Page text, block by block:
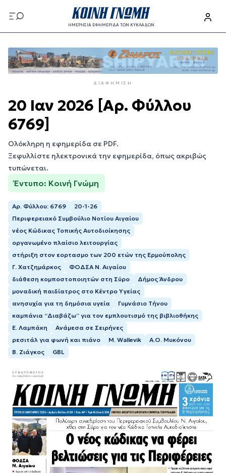
προς
το
περιεχόμενο
ΗΜΕΡΗΣΙΑ ΕΦΗΜΕΡΙΔΑ ΤΩΝ ΚΥΚΛΑΔΩΝ
προς
το
κυρίως
ΔΙΑΦΉΜΙΣΗ
20 Ιαν 2026 [Αρ. Φύλλου
6769]
Ολόκληρη η εφημερίδα σε PDF.
Ξεφυλλίστε ηλεκτρονικά την εφημερίδα, όπως ακριβώς
τυπώνεται.
Έντυπο: Κοινή Γνώμη
Αρ. Φύλλου: 6769
20-1-26
Περιφερειακό Συμβούλιο Νοτίου Αιγαίου
νέος Κώδικας Τοπικής Αυτοδιοίκησης
οργανωμένο πλαίσιο λειτουργίας
στήριξη στον εορτασμο των 200 ετών της Ερμούπολης
Γ. Χατζημάρκος
ΦΟΔΣΑ Ν. Αιγαίου
διάθεση κομποστοποιητών στη Σύρο
Δήμος Άνδρου
μοναδική παιδίατρος στο Κέντρο Υγείας
ανησυχία για τη δημόσια υγεία
Γυμνάσιο Τήνου
καμπάνια “Διαβάζω” για τον εμπλουτισμό της βιβλιοθήκης
Ε. Λαμπάκη
Ανάμεσα σε Σειρήνες
ρεσιτάλ για φωνή και πιάνο
M. Wallevik
Α.Ο. Μυκόνου
Β. Ζιάγκος
GBL